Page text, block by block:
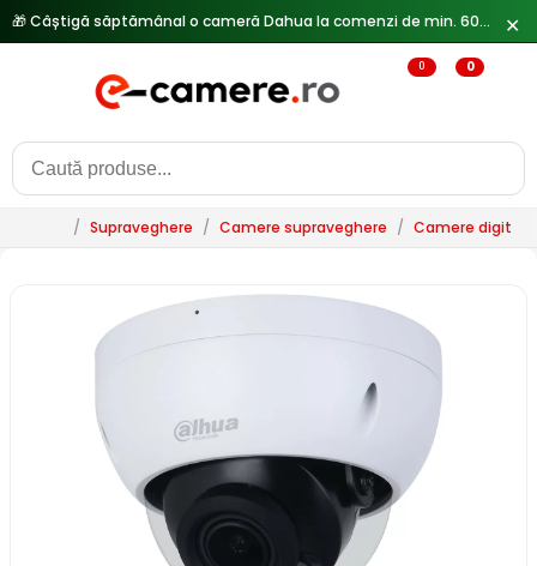
🔥 Reduceri de pana la 25% doar in luna iulie → Vezi ofertele ✕
0 0
/ Supraveghere / Camere supraveghere / Camere digitale